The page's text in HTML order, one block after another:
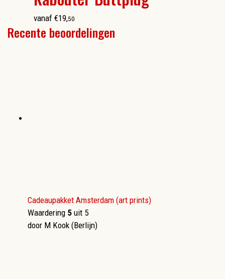
vanaf €19,50
Recente beoordelingen
Cadeaupakket Amsterdam (art prints)
Waardering 5 uit 5
door M Kook (Berlijn)